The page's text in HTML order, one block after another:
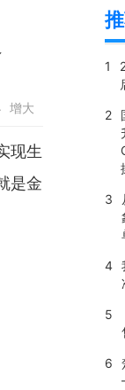
增大
现生
是金
1
2
3
4
5
6